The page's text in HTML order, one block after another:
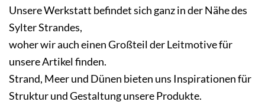
Unsere Werkstatt befindet sich ganz in der Nähe des
Sylter Strandes,
woher wir auch einen Großteil der Leitmotive für
unsere Artikel finden.
Strand, Meer und Dünen bieten uns Inspirationen für
Struktur und Gestaltung unsere Produkte.